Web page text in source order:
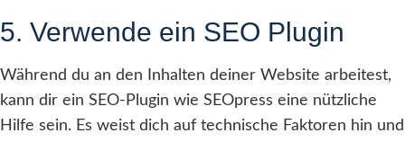
5. Verwende ein SEO Plugin
Während du an den Inhalten deiner Website arbeitest,
kann dir ein SEO-Plugin wie SEOpress eine nützliche
Hilfe sein. Es weist dich auf technische Faktoren hin und